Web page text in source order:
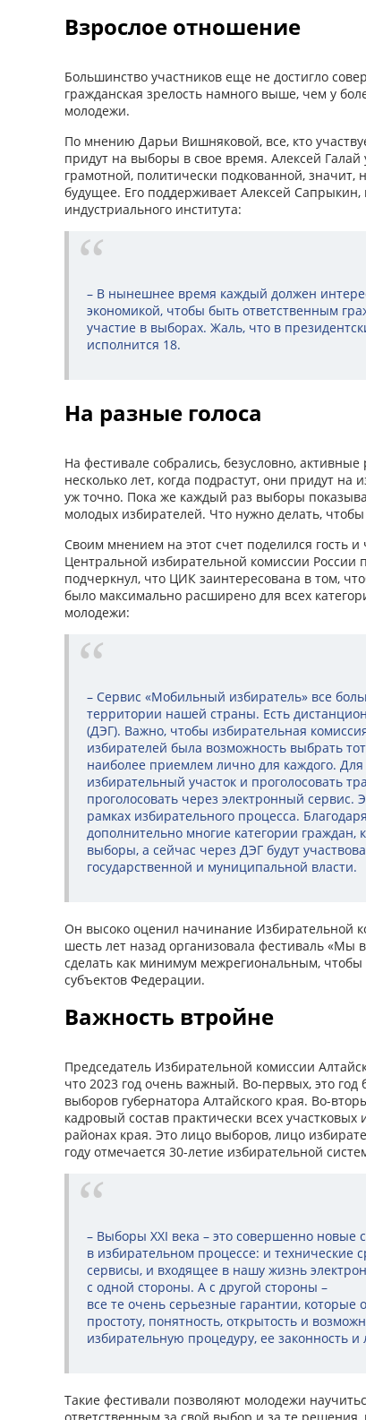
Взрослое отношение
Большинство участников еще не достигло
гражданская зрелость намного выше, чем у
молодежи.
По мнению Дарьи Вишняковой, все, кто
придут на выборы в свое время. Алексей Галай
грамотной, политически подкованной, значит,
будущее. Его поддерживает Алексей Сапрыкин,
индустриального института:
– В нынешнее время каждый должен
экономикой, чтобы быть ответственным
участие в выборах. Жаль, что в
исполнится 18.
На разные голоса
На фестивале собрались, безусловно,
несколько лет, когда подрастут, они придут
уж точно. Пока же каждый раз выборы
молодых избирателей. Что нужно делать, чтобы
Своим мнением на этот счет поделился гость
Центральной избирательной комиссии
подчеркнул, что ЦИК заинтересована в том,
было максимально расширено для всех
молодежи:
– Сервис «Мобильный избиратель» все
территории нашей страны. Есть
(ДЭГ). Важно, чтобы избирательная
избирателей была возможность выбрать
наиболее приемлем лично для каждого.
избирательный участок и проголосовать
проголосовать через электронный сервис.
рамках избирательного процесса.
дополнительно многие категории
выборы, а сейчас через ДЭГ будут
государственной и муниципальной власти.
Он высоко оценил начинание Избирательной
шесть лет назад организовала фестиваль
сделать как минимум межрегиональным,
субъектов Федерации.
Важность втройне
Председатель Избирательной комиссии
что 2023 год очень важный. Во-первых, это
выборов губернатора Алтайского края. Во-
кадровый состав практически всех
районах края. Это лицо выборов, лицо
году отмечается 30-летие избирательной
– Выборы XXI века – это совершенно новые
в избирательном процессе: и технические
сервисы, и входящее в нашу жизнь
с одной стороны. А с другой стороны –
все те очень серьезные гарантии, которые
простоту, понятность, открытость и
избирательную процедуру, ее законность и
Такие фестивали позволяют молодежи
ответственным за свой выбор и за те